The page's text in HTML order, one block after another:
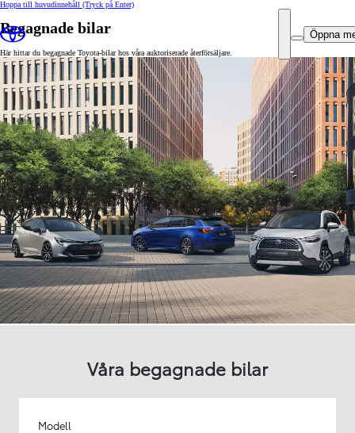
Hoppa till huvudinnehåll (Tryck på Enter)
Öppna
Begagnade bilar
Här hittar du begagnade Toyota-bilar hos våra auktoriserade återförsäljare.
Våra begagnade bilar
Modell